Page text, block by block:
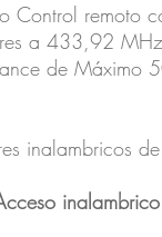
Control remoto
a 433,92
de Máximo
inalambricos
inalambrico